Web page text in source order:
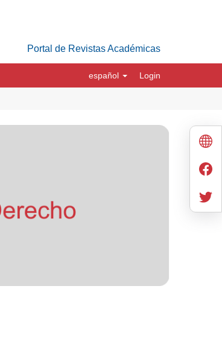
Portal de Revistas Académicas
español Login